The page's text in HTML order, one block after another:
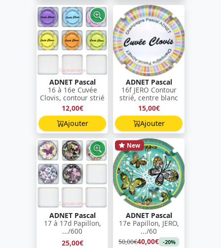
ADNET Pascal
16 à 16e Cuvée
Clovis, contour strié
12,00€
Ajouter
ADNET Pascal
16f JERO Contour
strié, centre blanc
15,00€
Ajouter
ADNET Pascal
17 à 17d Papillon,
.../600
25,00€
New
ADNET Pascal
17e Papillon, JERO,
.../60
50,00€40,00€ -20%